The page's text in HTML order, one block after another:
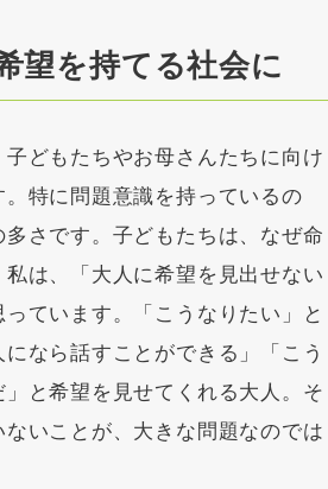
望を持てる社会に
どもたちやお母さんたちに向け
特に問題意識を持っているの
さです。子どもたちは、なぜ命
は、「大人に希望を見出せない
ています。「こうなりたい」と
なら話すことができる」「こう
と希望を見せてくれる大人。そ
いことが、大きな問題なのでは